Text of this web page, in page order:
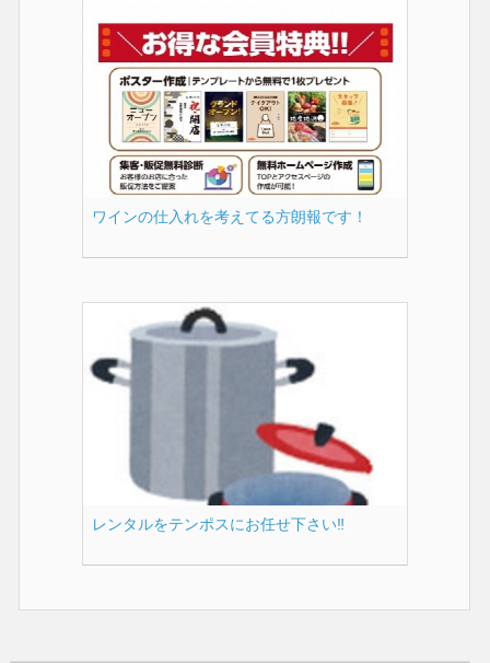
ワインの仕入れを考えてる方朗報です！
レンタルをテンポスにお任せ下さい‼️